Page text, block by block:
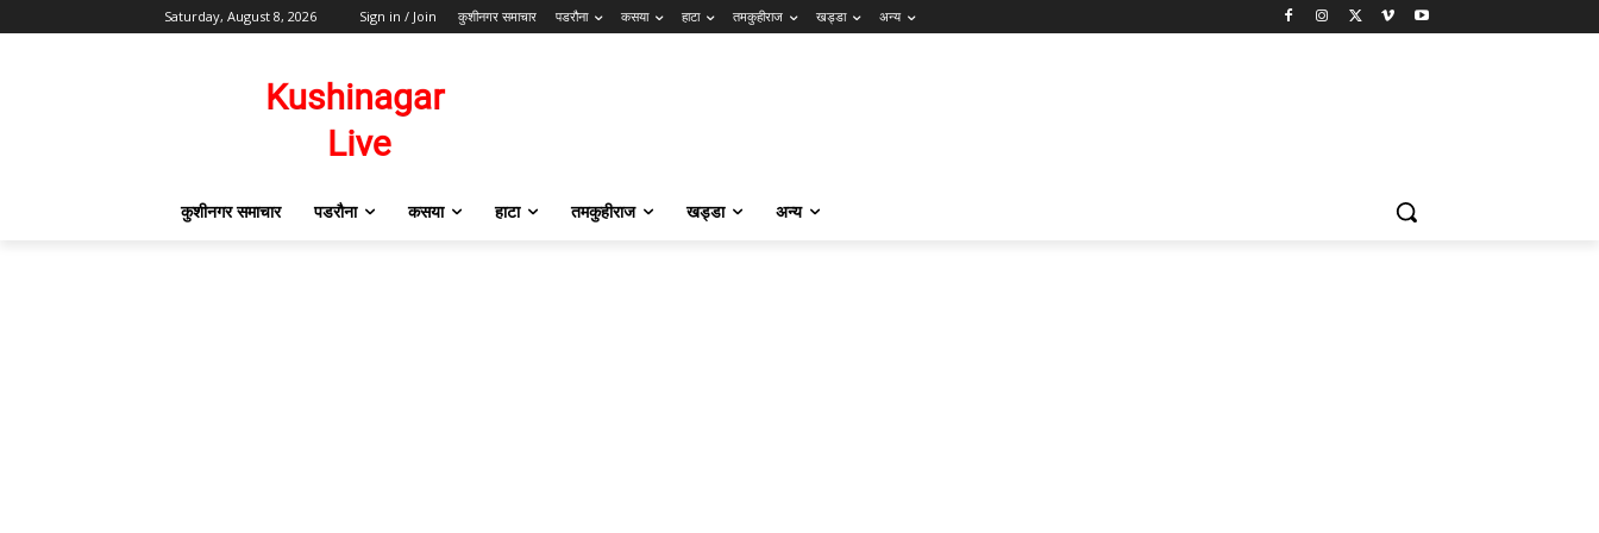
Saturday, August 8, 2026 Sign in / Join कुशीनगर समाचार पडरौना कसया हाटा तमकुहीराज खड्डा अन्य
कुशीनगर समाचार पडरौना कसया हाटा तमकुहीराज खड्डा अन्य